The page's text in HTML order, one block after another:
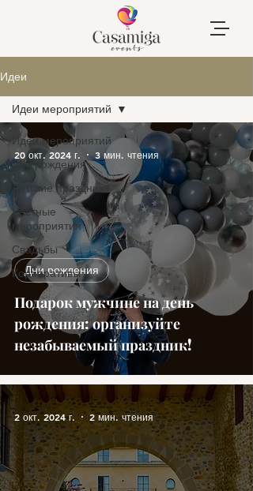
Идеи
Идеи мероприятий
Дни рождения
Детские праздники
Частные
мероприятия
Свадьбы
Корпоративы
Идеи мероприятий
Подарок мужчине на день
рождения: организуйте
незабываемый праздник!
Дни рождения
20 окт. 2024 г. 3 мин. чтения
2 окт. 2024 г. 2 мин. чтения